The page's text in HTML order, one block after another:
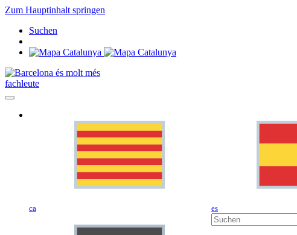
Zum Hauptinhalt springen
Suchen
fachleute
ca es